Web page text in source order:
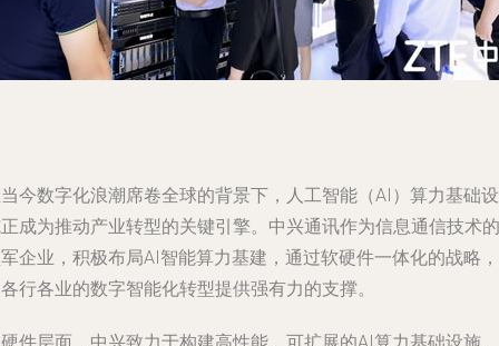
今数字化浪潮席卷全球的背景下，人工智能（AI）算力基础设
成为推动产业转型的关键引擎。中兴通讯作为信息通信技术的
企业，积极布局AI智能算力基建，通过软硬件一体化的战略，
行各业的数字智能化转型提供强有力的支撑。